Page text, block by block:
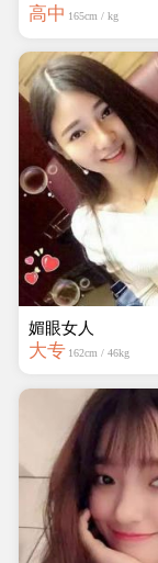
高中 165cm / kg
媚眼女人
大专 162cm / 46kg